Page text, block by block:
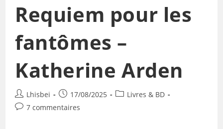
Requiem pour les
fantômes –
Katherine Arden
Lhisbei 17/08/2025
Livres & BD
7 commentaires